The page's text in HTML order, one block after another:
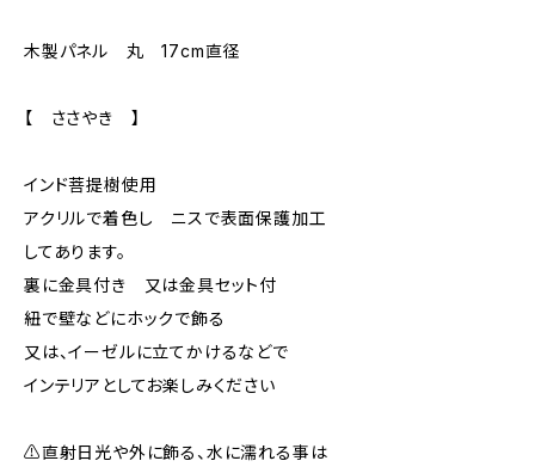
木製パネル 丸 17cm直径
【 ささやき 】
インド菩提樹使用
アクリルで着色し ニスで表面保護加工
してあります。
裏に金具付き 又は金具セット付
紐で壁などにホックで飾る
又は、イーゼルに立てかけるなどで
インテリアとしてお楽しみください
⚠️直射日光や外に飾る、水に濡れる事は